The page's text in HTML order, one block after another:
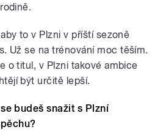
to v Plzni v příští sezoně
Už se na trénování moc těším.
o titul, v Plzni takové ambice
být určitě lepší.
budeš snažit s Plzní